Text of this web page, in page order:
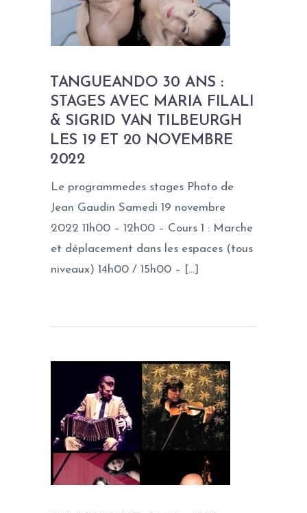
TANGUEANDO 30 ANS :
STAGES AVEC MARIA FILALI
& SIGRID VAN TILBEURGH
LES 19 ET 20 NOVEMBRE
2022
Le programmedes stages Photo de
Jean Gaudin Samedi 19 novembre
2022 11h00 – 12h00 – Cours 1 : Marche
et déplacement dans les espaces (tous
niveaux) 14h00 / 15h00 – […]